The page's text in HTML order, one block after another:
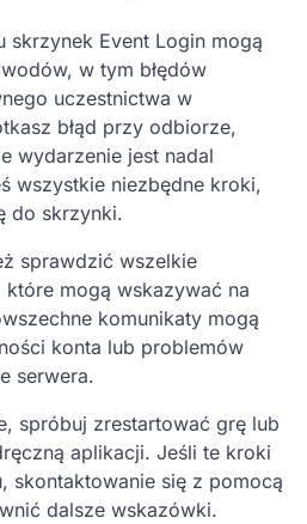
skrzynek Event Login mogą
w tym błędów
uczestnictwa w
błąd przy odbiorze,
wydarzenie jest nadal
wszystkie niezbędne kroki,
do skrzynki.
sprawdzić wszelkie
które mogą wskazywać na
komunikaty mogą
konta lub problemów
serwera.
spróbuj zrestartować grę lub
aplikacji. Jeśli te kroki
skontaktowanie się z pomocą
dalsze wskazówki.